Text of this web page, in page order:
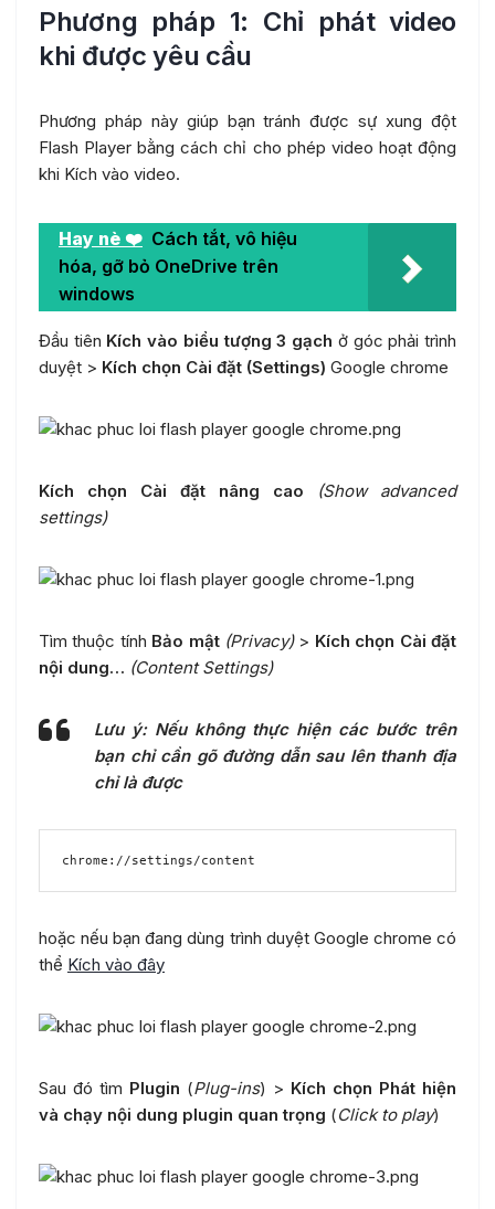
Phương pháp 1: Chỉ phát video
khi được yêu cầu
Phương pháp này giúp bạn tránh được sự xung đột
Flash Player bằng cách chỉ cho phép video hoạt động
khi Kích vào video.
Hay nè ❤️ Cách tắt, vô hiệu
hóa, gỡ bỏ OneDrive trên
windows
Đầu tiên Kích vào biểu tượng 3 gạch ở góc phải trình
duyệt > Kích chọn Cài đặt (Settings) Google chrome
Kích chọn Cài đặt nâng cao
(Show advanced
settings)
Tìm thuộc tính Bảo mật (Privacy) > Kích chọn Cài đặt
nội dung… (Content Settings)
Lưu ý: Nếu không thực hiện các bước trên
bạn chỉ cần gõ đường dẫn sau lên thanh địa
chỉ là được
chrome://settings/content
hoặc nếu bạn đang dùng trình duyệt Google chrome có
thể Kích vào đây
Sau đó tìm Plugin (Plug-ins) > Kích chọn Phát hiện
và chạy nội dung plugin quan trọng (Click to play)